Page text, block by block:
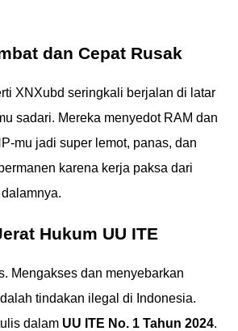
dan Cepat Rusak
XNXubd seringkali berjalan di latar
sadari. Mereka menyedot RAM dan
mu jadi super lemot, panas, dan
karena kerja paksa dari
Hukum UU ITE
Mengakses dan menyebarkan
tindakan ilegal di Indonesia.
dalam UU ITE No. 1 Tahun 2024.